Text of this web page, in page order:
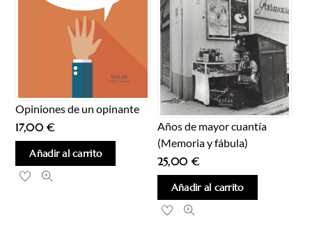
Opiniones de un opinante
17,00€
Añadir al carrito
Años de mayor cuantía
(Memoria y fábula)
25,00 €
Añadir al carrito